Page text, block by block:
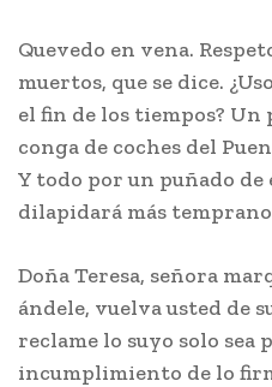
Quevedo en vena.
muertos, que se dice.
el fin de los tiempos?
conga de coches del
Y todo por un puñado de
dilapidará más
Doña Teresa, señora
ándele, vuelva usted de
reclame lo suyo solo sea
incumplimiento de lo